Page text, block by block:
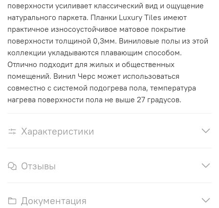
поверхности усиливает классический вид и ощущение
натурального паркета. Планки Luxury Tiles имеют
практичное износоустойчивое матовое покрытие
поверхности толщиной 0,3мм. Виниловые полы из этой
коллекции укладываются плавающим способом.
Отлично подходит для жилых и общественных
помещений. Винил Черс может использоваться
совместно с системой подогрева пола, температура
нагрева поверхности пола не выше 27 градусов.
Характеристики
Отзывы
Документация